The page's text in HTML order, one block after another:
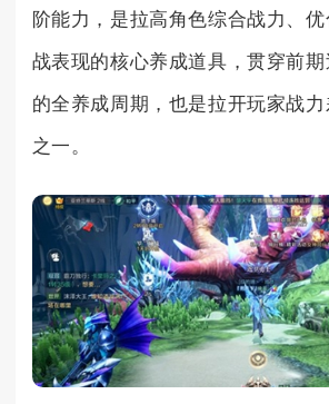
阶能力，是拉高角色综合战力、
战表现的核心养成道具，贯穿前
的全养成周期，也是拉开玩家战
之一。